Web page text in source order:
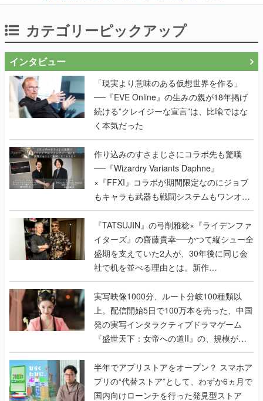
カテゴリーピックアップ
インタビュー
「現実より意味のある仮想世界を作る」
──『EVE Online』の生みの親が18年掲げ
続ける”クレイジーな宣言”は、比喩ではな
く本気だった
作り込みのすさまじさにコラボ先も驚嘆
──『Wizardry Variants Daphne』
×『FFXI』コラボが期間限定なのにジョブ
もキャラも武器も戦闘システムもワンオフ
で作り込まれた理由を両ディレクターに聞
く
『TATSUJIN』の弓削雅稔×『ライデンファ
イターズ』の齋藤貴幸──かつて縦シュー全
盛期を支えていた2人が、30年後に同じ会
社で机を並べる理由とは。新作
『TATSUJIN EXTREME』で初タッグを組
んだレジェンド2人に訊く開発秘話
実写映像1000分、ルート分岐100種類以
上。配信開始5日で100万本を売った、中国
発の実写インタラクティブドラマゲーム
『盛世天下：女帝への道II』の、規模が違
うこだわりをプロデューサーに聞いた
半年でアプリストアをオープン？ スマホア
プリの“代替ストア”として、わずか6ヵ月で
国内向けローンチを行った発見型ストア